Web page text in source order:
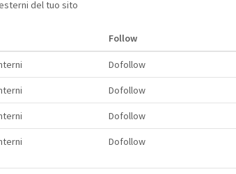
del tuo sito
Follow
Dofollow
Dofollow
Dofollow
Dofollow